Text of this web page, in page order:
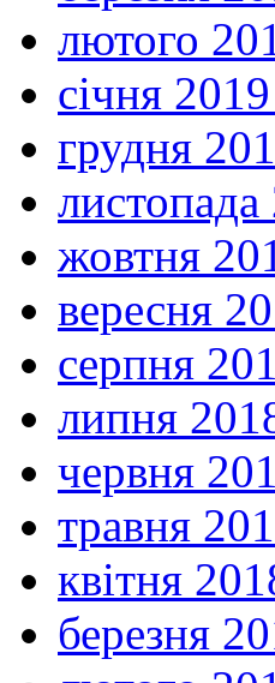
лютого
січня
грудня
жовтня
вересня
серпня
липня
червня
травня
квітня
березня